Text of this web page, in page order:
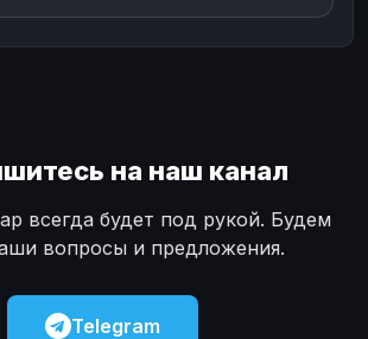
на наш канал
всегда будет под рукой. Будем
вопросы и предложения.
Telegram